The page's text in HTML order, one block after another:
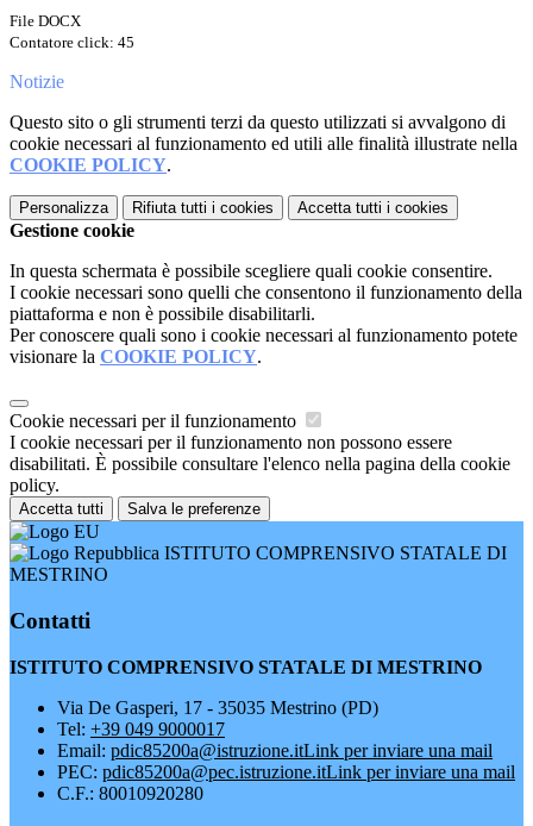
File DOCX
Contatore click: 45
Notizie
Questo sito o gli strumenti terzi da questo utilizzati si avvalgono di
cookie necessari al funzionamento ed utili alle finalità illustrate nella
COOKIE POLICY.
Personalizza Rifiuta tutti i cookies Accetta tutti i cookies
Gestione cookie
In questa schermata è possibile scegliere quali cookie consentire.
I cookie necessari sono quelli che consentono il funzionamento della
piattaforma e non è possibile disabilitarli.
Per conoscere quali sono i cookie necessari al funzionamento potete
visionare la COOKIE POLICY.
Cookie necessari per il funzionamento
I cookie necessari per il funzionamento non possono essere
disabilitati. È possibile consultare l'elenco nella pagina della cookie
policy.
Accetta tutti Salva le preferenze
ISTITUTO COMPRENSIVO STATALE DI
MESTRINO
Contatti
ISTITUTO COMPRENSIVO STATALE DI MESTRINO
Via De Gasperi, 17 - 35035 Mestrino (PD)
Tel: +39 049 9000017
Email: pdic85200a@istruzione.itLink per inviare una mail
PEC: pdic85200a@pec.istruzione.itLink per inviare una mail
C.F.: 80010920280